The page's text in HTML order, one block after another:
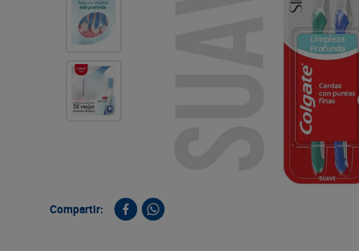
Compartir: